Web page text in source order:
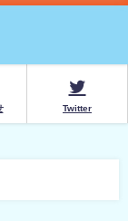
Twitter